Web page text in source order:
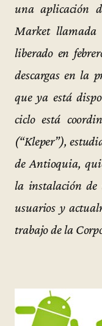
una aplicación
Market llamada
liberado en
descargas en la
que ya está
ciclo está
(“Kleper”),
de Antioquia,
la instalación de
usuarios y
trabajo de la